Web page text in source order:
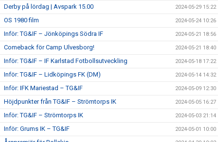
Derby på lördag | Avspark 15.00 2024-05-29 15:22
OS 1980 film 2024-05-24 10:26
Inför: TG&IF – Jönköpings Södra IF 2024-05-21 18:56
Comeback för Camp Ulvesborg! 2024-05-21 18:40
Inför: TG&IF – IF Karlstad Fotbollsutveckling 2024-05-18 17:22
Inför: TG&IF – Lidköpings FK (DM) 2024-05-14 14:32
Inför: IFK Mariestad – TG&IF 2024-05-09 12:30
Höjdpunkter från TG&IF – Strömtorps IK 2024-05-05 16:27
Inför: TG&IF – Strömtorps IK 2024-05-03 21:14
Inför: Grums IK – TG&IF 2024-05-01 10:00